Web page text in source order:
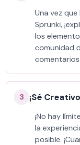
Una vez
Sprunki,
los
comunidad
3 ¡Sé
¡No hay
la
posible.